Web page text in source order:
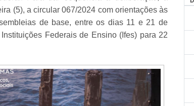
(5), a circular 067/2024 com orientações às
de base, entre os dias 11 e 21 de
Federais de Ensino (Ifes) para 22